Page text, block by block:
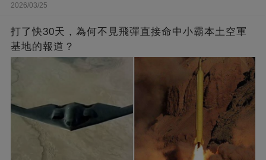
2026/03/25
打了快30天，為何不見飛彈直接命中小霸本土空軍
基地的報道？